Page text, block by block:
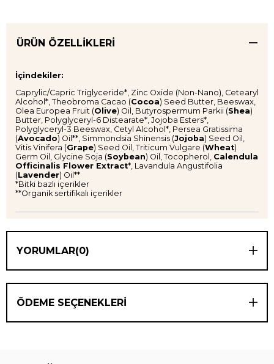
ÜRÜN ÖZELLIKLERI
İçindekiler:
Caprylic/Capric Triglyceride*, Zinc Oxide (Non-Nano), Cetearyl
Alcohol*, Theobroma Cacao (Cocoa) Seed Butter, Beeswax,
Olea Europea Fruit (Olive) Oil, Butyrospermum Parkii (Shea)
Butter, Polyglyceryl-6 Distearate*, Jojoba Esters*,
Polyglyceryl-3 Beeswax, Cetyl Alcohol*, Persea Gratissima
(Avocado) Oil**, Simmondsia Shinensis (Jojoba) Seed Oil,
Vitis Vinifera (Grape) Seed Oil, Triticum Vulgare (Wheat)
Germ Oil, Glycine Soja (Soybean) Oil, Tocopherol, Calendula
Officinalis Flower Extract*, Lavandula Angustifolia
(Lavender) Oil**
*Bitki bazlı içerikler
**Organik sertifikalı içerikler
YORUMLAR(0)
ÖDEME SEÇENEKLERI